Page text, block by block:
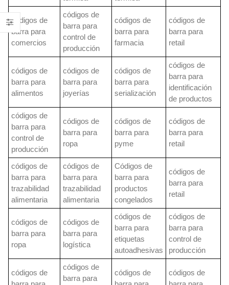
códigos de
barra para
comercios
códigos de
barra para
control de
producción
códigos de
barra para
farmacia
códigos de
barra para
retail
códigos de
barra para
alimentos
códigos de
barra para
joyerías
códigos de
barra para
serialización
códigos de
barra para
identificación
de productos
códigos de
barra para
control de
producción
códigos de
barra para
ropa
códigos de
barra para
pyme
códigos de
barra para
retail
códigos de
barra para
trazabilidad
alimentaria
códigos de
barra para
trazabilidad
alimentaria
Códigos de
barra para
productos
congelados
códigos de
barra para
retail
códigos de
barra para
ropa
códigos de
barra para
logística
códigos de
barra para
etiquetas
autoadhesivas
códigos de
barra para
control de
producción
códigos de
códigos de
barra para
códigos de
códigos de